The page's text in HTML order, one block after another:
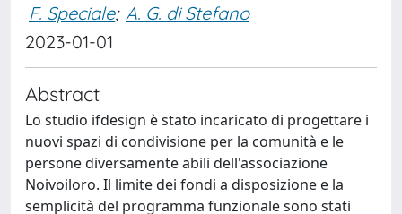
F. Speciale; A. G. di Stefano
2023-01-01
Abstract
Lo studio ifdesign è stato incaricato di progettare i
nuovi spazi di condivisione per la comunità e le
persone diversamente abili dell'associazione
Noivoiloro. Il limite dei fondi a disposizione e la
semplicità del programma funzionale sono stati